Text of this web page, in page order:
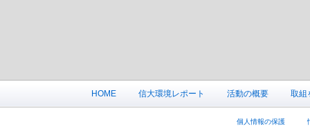
HOME 信大環境レポート 活動の概要 取組
個人情報の保護